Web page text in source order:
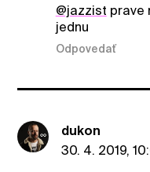
@jazzist prave
jednu
Odpovedať
dukon
30. 4. 2019,